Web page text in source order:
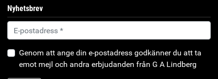
Nyhetsbrev
Genom att ange din e-postadress godkänner du att ta
emot mejl och andra erbjudanden från G A Lindberg